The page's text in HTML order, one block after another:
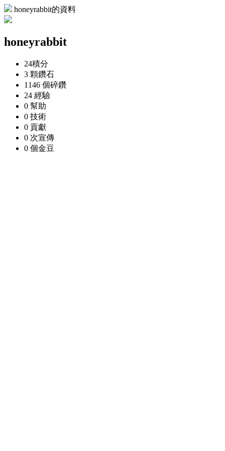
honeyrabbit的資料
honeyrabbit
24積分
3 顆鑽石
1146 個碎鑽
24 經驗
0 幫助
0 技術
0 貢獻
0 次宣傳
0 個金豆